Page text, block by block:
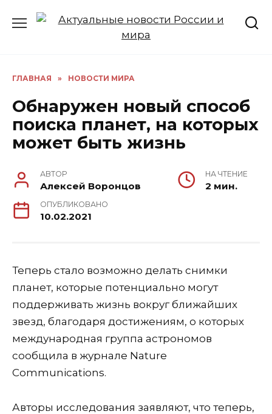
ГЛАВНАЯ » НОВОСТИ МИРА
Обнаружен новый способ
поиска планет, на которых
может быть жизнь
АВТОР
Алексей Воронцов
НА ЧТЕНИЕ
2 мин.
ОПУБЛИКОВАНО
10.02.2021
Теперь стало возможно делать снимки
планет, которые потенциально могут
поддерживать жизнь вокруг ближайших
звезд, благодаря достижениям, о которых
международная группа астрономов
сообщила в журнале Nature
Communications.
Авторы исследования заявляют, что теперь,